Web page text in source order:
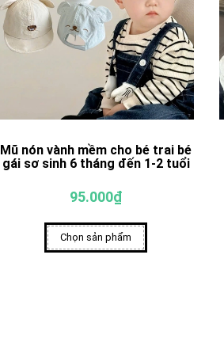
Mũ nón vành mềm cho bé trai bé
gái sơ sinh 6 tháng đến 1-2 tuổi
95.000₫
Chọn sản phẩm